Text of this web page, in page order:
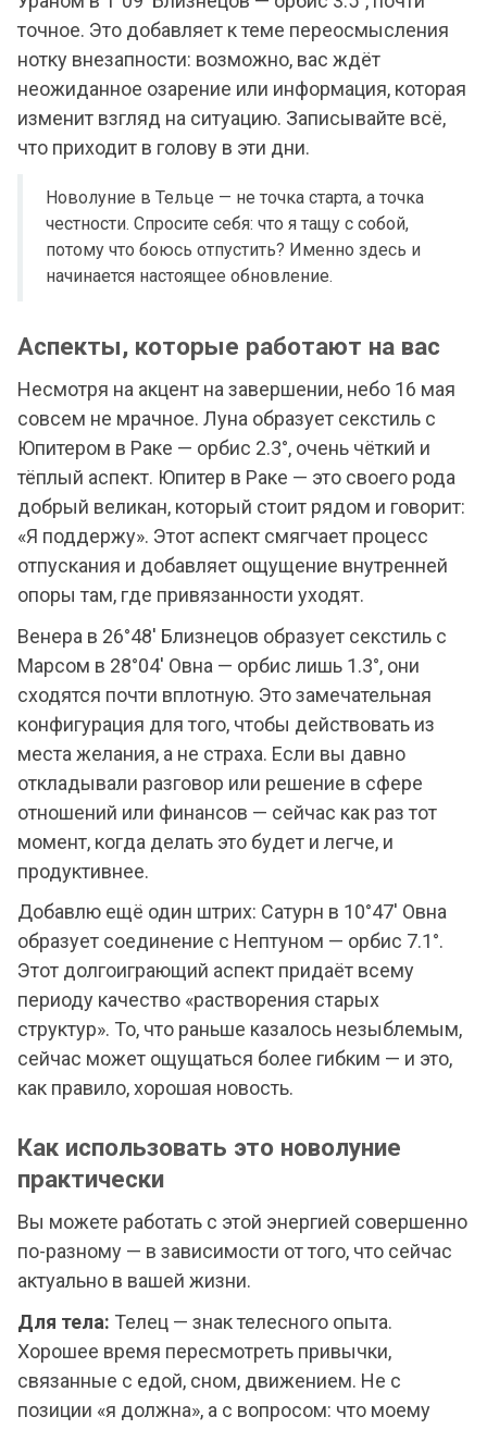
точное. Это добавляет к теме переосмысления
нотку внезапности: возможно, вас ждёт
неожиданное озарение или информация, которая
изменит взгляд на ситуацию. Записывайте всё,
что приходит в голову в эти дни.
Новолуние в Тельце — не точка старта, а точка
честности. Спросите себя: что я тащу с собой,
потому что боюсь отпустить? Именно здесь и
начинается настоящее обновление.
Аспекты, которые работают на вас
Несмотря на акцент на завершении, небо 16 мая
совсем не мрачное. Луна образует секстиль с
Юпитером в Раке — орбис 2.3°, очень чёткий и
тёплый аспект. Юпитер в Раке — это своего рода
добрый великан, который стоит рядом и говорит:
«Я поддержу». Этот аспект смягчает процесс
отпускания и добавляет ощущение внутренней
опоры там, где привязанности уходят.
Венера в 26°48' Близнецов образует секстиль с
Марсом в 28°04' Овна — орбис лишь 1.3°, они
сходятся почти вплотную. Это замечательная
конфигурация для того, чтобы действовать из
места желания, а не страха. Если вы давно
откладывали разговор или решение в сфере
отношений или финансов — сейчас как раз тот
момент, когда делать это будет и легче, и
продуктивнее.
Добавлю ещё один штрих: Сатурн в 10°47' Овна
образует соединение с Нептуном — орбис 7.1°.
Этот долгоиграющий аспект придаёт всему
периоду качество «растворения старых
структур». То, что раньше казалось незыблемым,
сейчас может ощущаться более гибким — и это,
как правило, хорошая новость.
Как использовать это новолуние
практически
Вы можете работать с этой энергией совершенно
по-разному — в зависимости от того, что сейчас
актуально в вашей жизни.
Для тела: Телец — знак телесного опыта.
Хорошее время пересмотреть привычки,
связанные с едой, сном, движением. Не с
позиции «я должна», а с вопросом: что моему